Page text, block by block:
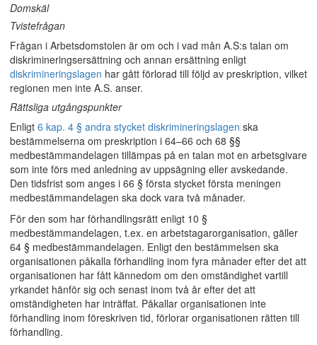
Domskäl
Tvistefrågan
Frågan i Arbetsdomstolen är om och i vad mån A.S:s talan om
diskrimineringsersättning och annan ersättning enligt
diskrimineringslagen har gått förlorad till följd av preskription, vilket
regionen men inte A.S. anser.
Rättsliga utgångspunkter
Enligt 6 kap. 4 § andra stycket diskrimineringslagen ska
bestämmelserna om preskription i 64–66 och 68 §§
medbestämmandelagen tillämpas på en talan mot en arbetsgivare
som inte förs med anledning av uppsägning eller avskedande.
Den tidsfrist som anges i 66 § första stycket första meningen
medbestämmandelagen ska dock vara två månader.
För den som har förhandlingsrätt enligt 10 §
medbestämmandelagen, t.ex. en arbetstagarorganisation, gäller
64 § medbestämmandelagen. Enligt den bestämmelsen ska
organisationen påkalla förhandling inom fyra månader efter det att
organisationen har fått kännedom om den omständighet vartill
yrkandet hänför sig och senast inom två år efter det att
omständigheten har inträffat. Påkallar organisationen inte
förhandling inom föreskriven tid, förlorar organisationen rätten till
förhandling.